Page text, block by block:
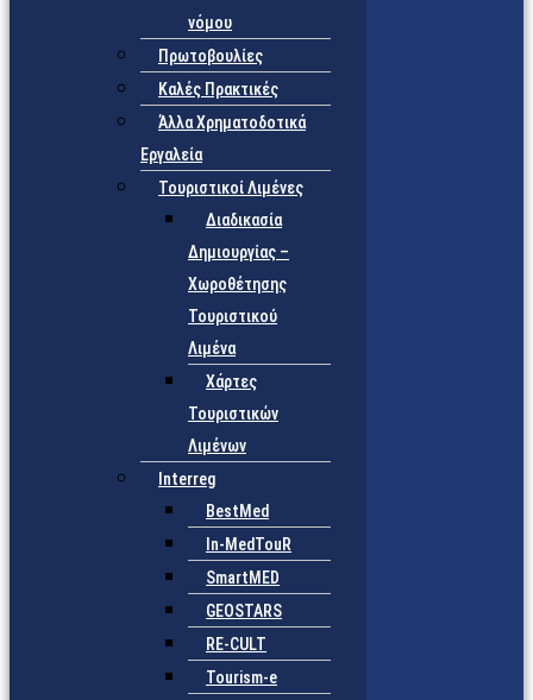
νόμου
Πρωτοβουλίες
Καλές Πρακτικές
Άλλα Χρηματοδοτικά
Εργαλεία
Τουριστικοί Λιμένες
Διαδικασία
Δημιουργίας –
Χωροθέτησης
Τουριστικού
Λιμένα
Χάρτες
Τουριστικών
Λιμένων
Interreg
BestMed
In-MedTouR
SmartMED
GEOSTARS
RE-CULT
Tourism-e